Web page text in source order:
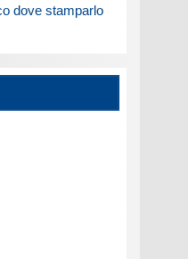
dove stamparlo